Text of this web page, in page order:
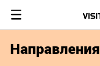
Направления